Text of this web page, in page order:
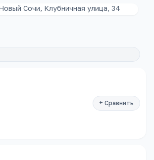
Сочи, Клубничная улица, 34
+ Сравнить